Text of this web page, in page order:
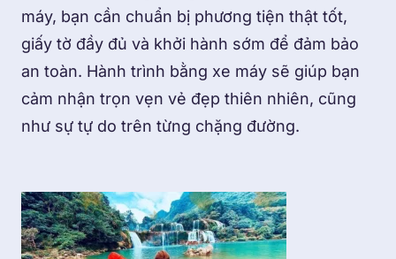
máy, bạn cần chuẩn bị phương tiện thật tốt,
giấy tờ đầy đủ và khởi hành sớm để đảm bảo
an toàn. Hành trình bằng xe máy sẽ giúp bạn
cảm nhận trọn vẹn vẻ đẹp thiên nhiên, cũng
như sự tự do trên từng chặng đường.